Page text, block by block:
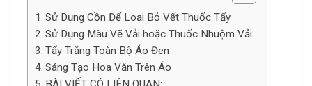
Sử Dụng Cồn Để Loại Bỏ Vết Thuốc Tẩy
Sử Dụng Màu Vẽ Vải hoặc Thuốc Nhuộm Vải
Tẩy Trắng Toàn Bộ Áo Đen
Sáng Tạo Hoa Văn Trên Áo